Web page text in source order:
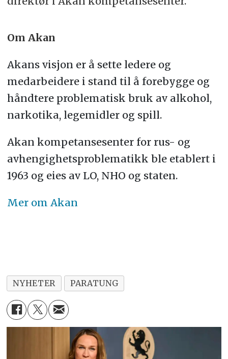
Om Akan
Akans visjon er å sette ledere og
medarbeidere i stand til å forebygge og
håndtere problematisk bruk av alkohol,
narkotika, legemidler og spill.
Akan kompetansesenter for rus- og
avhengighetsproblematikk ble etablert i
1963 og eies av LO, NHO og staten.
Mer om Akan
NYHETER PARATUNG